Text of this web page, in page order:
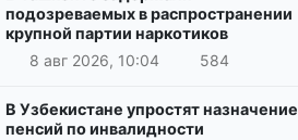
подозреваемых в распространении
крупной партии наркотиков
8 авг 2026, 10:04
584
В Узбекистане упростят назначение
пенсий по инвалидности